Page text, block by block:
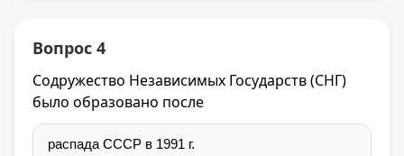
Вопрос 4
Содружество Независимых Государств (СНГ)
было образовано после
распада СССР в 1991 г.